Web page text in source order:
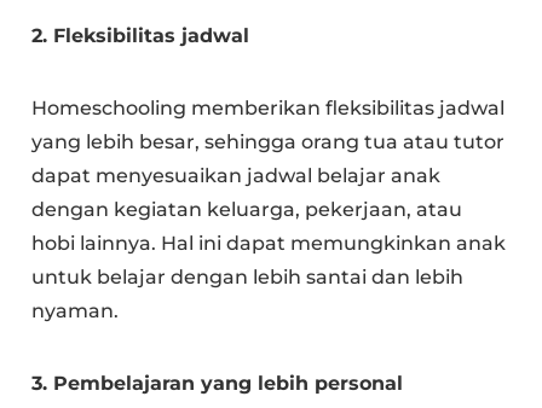
2. Fleksibilitas jadwal
Homeschooling memberikan fleksibilitas jadwal
yang lebih besar, sehingga orang tua atau tutor
dapat menyesuaikan jadwal belajar anak
dengan kegiatan keluarga, pekerjaan, atau
hobi lainnya. Hal ini dapat memungkinkan anak
untuk belajar dengan lebih santai dan lebih
nyaman.
3. Pembelajaran yang lebih personal